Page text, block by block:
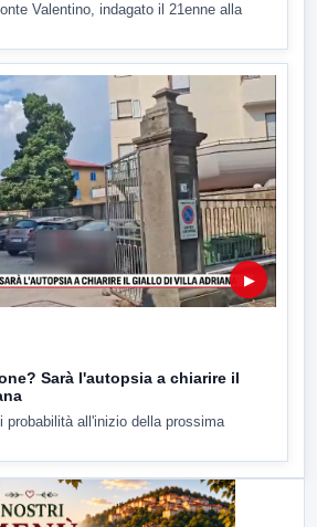
Valentino, indagato il 21enne alla
▶
Sarà l'autopsia a chiarire il
probabilità all'inizio della prossima